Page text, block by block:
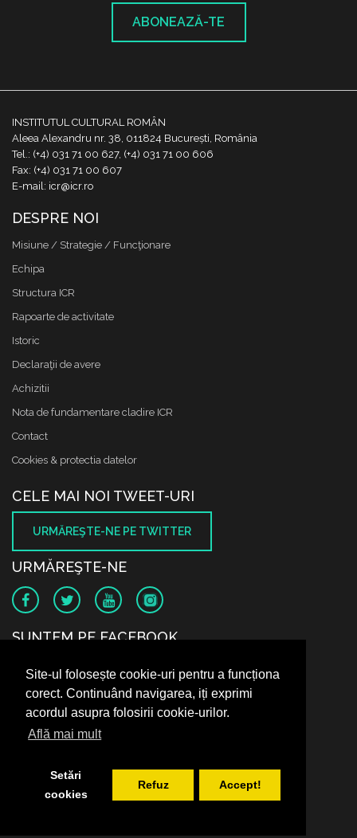
Site-ul folosește cookie-uri pentru a funcționa
corect. Continuând navigarea, iți exprimi
acordul asupra folosirii cookie-urilor.
Află mai mult
Setări
cookies
Refuz Accept!
ABONEAZĂ-TE
INSTITUTUL CULTURAL ROMÂN
Aleea Alexandru nr. 38, 011824 București, România
Tel.: (+4) 031 71 00 627, (+4) 031 71 00 606
Fax: (+4) 031 71 00 607
E-mail: icr@icr.ro
DESPRE NOI
Misiune / Strategie / Funcţionare
Echipa
Structura ICR
Rapoarte de activitate
Istoric
Declaraţii de avere
Achizitii
Nota de fundamentare cladire ICR
Contact
Cookies & protectia datelor
CELE MAI NOI TWEET-URI
URMĂREŞTE-NE PE TWITTER
URMĂREŞTE-NE
SUNTEM PE FACEBOOK